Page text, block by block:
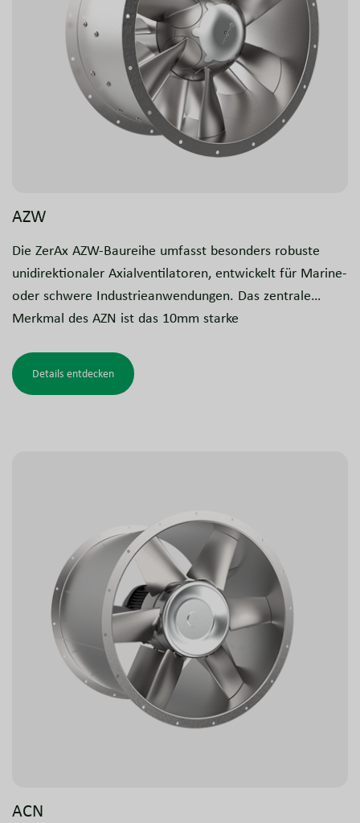
AZW
Die ZerAx AZW-Baureihe umfasst besonders robuste
unidirektionaler Axialventilatoren, entwickelt für Marine-
oder schwere Industrieanwendungen. Das zentrale
Merkmal des AZN ist das 10mm starke
Marineanwendungen gefordert wird, um einen
zuverlässigen Betrieb unter rauen Bedingungen
Details entdecken
ACN